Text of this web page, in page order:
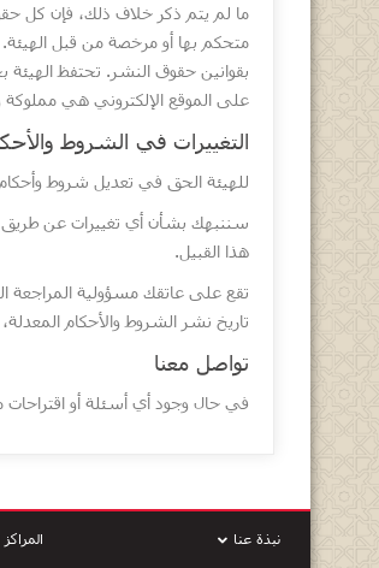
ما لم يتم ذكر خلاف ذلك، فإن كل
متحكم بها أو مرخصة من قبل
بقوانين حقوق النشر. تحتفظ الهيئة
على الموقع الإلكتروني هي
التغييرات في الشروط
للهيئة الحق في تعديل شروط
سننبهك بشأن أي تغييرات عن طريق
هذا القبيل.
تقع على عاتقك مسؤولية المراجعة
تاريخ نشر الشروط والأحكام
تواصل معنا
في حال وجود أي أسئلة أو اقتراحات
نبذة عنا